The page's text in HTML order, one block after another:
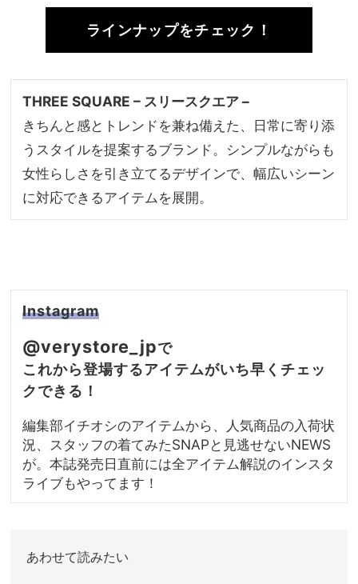
ラインナップをチェック！
THREE SQUARE – スリースクエア –
きちんと感とトレンドを兼ね備えた、日常に寄り添
うスタイルを提案するブランド。シンプルながらも
女性らしさを引き立てるデザインで、幅広いシーン
に対応できるアイテムを展開。
Instagram
@verystore_jpで
これから登場するアイテムがいち早くチェッ
クできる！
編集部イチオシのアイテムから、人気商品の入荷状
況、スタッフの着てみたSNAPと見逃せないNEWS
が。本誌発売日直前には全アイテム解説のインスタ
ライブもやってます！
あわせて読みたい